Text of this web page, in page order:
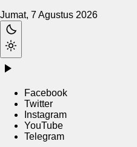
Jumat, 7 Agustus 2026
Facebook
Twitter
Instagram
YouTube
Telegram